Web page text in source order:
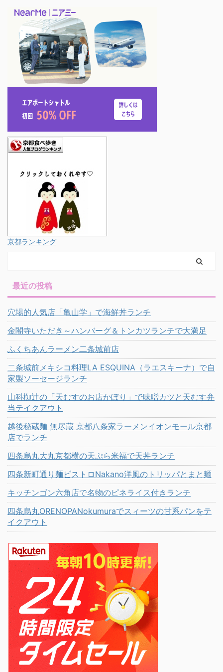
京都ランキング
最近の投稿
穴場的人気店「亀山学」で海鮮丼ランチ
金閣寺いただき～ハンバーグ＆トンカツランチで大満足
ふくちあんラーメン二条城前店
二条城前メキシコ料理LA ESQUINA（ラエスキーナ）で自
家製ソーセージランチ
山科椥辻の「天むすのお店かぽり」で味噌カツと天むす弁
当テイクアウト
越後秘蔵麺 無尽蔵 京都八条家ラーメンイオンモール京都
店でランチ
四条烏丸大丸京都横の天ぷら米福で天丼ランチ
四条新町通り麺ビストロNakano洋風のトリッパとまと麺
キッチンゴン六角店で名物のピネライス付きランチ
四条烏丸ORENOPANokumuraでスィーツの甘系パンをテ
イクアウト